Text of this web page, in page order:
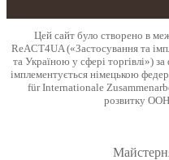
Цей сайт було створено в
ReACT4UA («Застосування та
та Україною у сфері торгівлі»)
імплементується німецькою
für Internationale
розвитку